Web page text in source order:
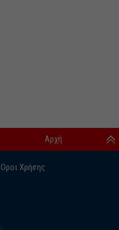
Οροι Χρήσης
Αρχή